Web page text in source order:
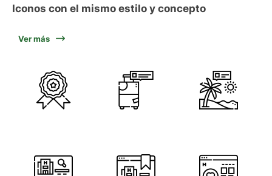
Iconos con el mismo estilo y concepto
Ver más